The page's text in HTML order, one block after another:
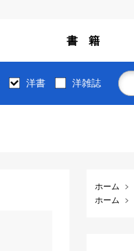
書 籍
洋書 洋雑誌
ホーム
ホーム